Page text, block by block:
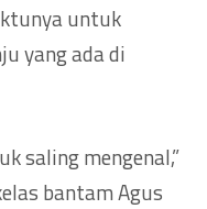
untuk
yang ada di
saling mengenal,”
bantam Agus